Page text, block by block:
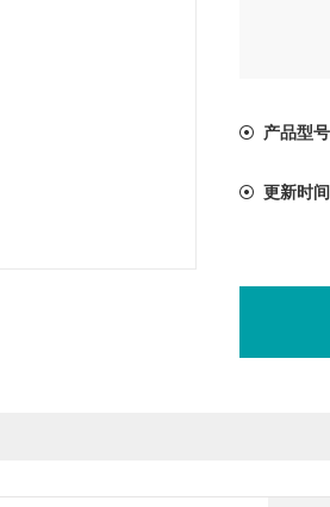
产品型号
更新时间